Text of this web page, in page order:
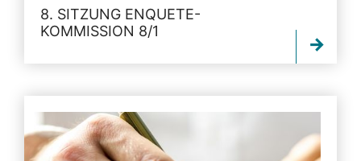
8. SITZUNG ENQUETE-
KOMMISSION 8/1